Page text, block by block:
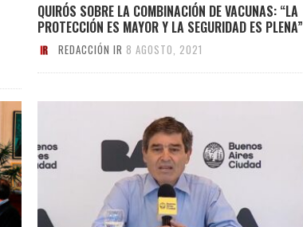
QUIRÓS SOBRE LA COMBINACIÓN DE VACUNAS: “LA
PROTECCIÓN ES MAYOR Y LA SEGURIDAD ES PLENA”
REDACCIÓN IR 8 AGOSTO, 2021